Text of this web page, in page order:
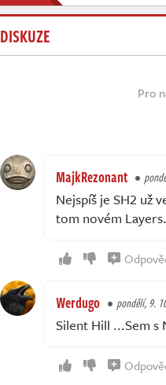
DISKUZE
Pro
MajkRezonant
Nejspíš je SH2 už
tom novém
Werdugo pondělí, 9.
Silent Hill ...Sem s